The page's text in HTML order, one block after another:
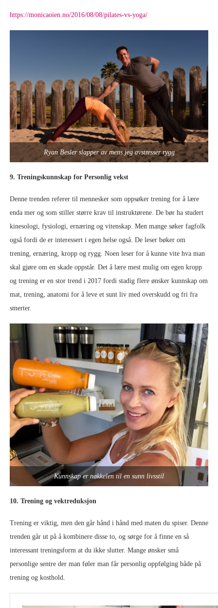
https://monicaoien.no/2016/08/08/pilates-vs-yoga/
Ryan Besler slapper av mens jeg avstresser rygg
9. Treningskunnskap for Personlig vekst
Denne trenden referer til mennesker som oppsøker trening for å lære
enda mer og som stiller større krav til instruktørene. De bør ha studert
kinesologi, fysiologi, ernæring og vitenskap. Men mange søker fagfolk
også fordi de er interessert i egen helse også. De leser bøker om
trening, ernæring, kropp og rygg. Noen leser for å kunne vite hva man
skal gjøre om en skade oppstår. Det å lære mest mulig om egen kropp
og trening er en stor trend i 2017 fordi stadig flere ønsker kunnskap om
mat, trening, anatomi for å leve et sunt liv med overskudd og fri fra
smerter.
Kunnskap er nøkkelen til en sunn livsstil
10. Trening og vektreduksjon
Trening er viktig, men den går hånd i hånd med maten du spiser. Denne
trenden går ut på å kombinere disse to, og sørge for å finne en så
interessant treningsform at du ikke slutter. Mange ønsker små
personlige sentre der man føler man får personlig oppfølging både på
trening og kosthold.